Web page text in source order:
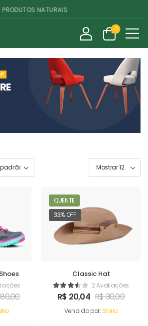
NATURAIS
0
QUENTE
33% OFF
Classic Hat
2 Avaliações
R$ 20,04 R$30,00
Vendido por:Stelio